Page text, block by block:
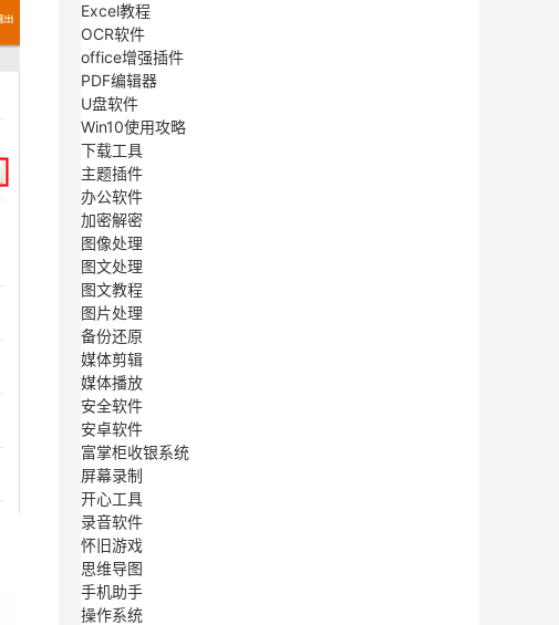
Excel教程
OCR软件
office增强插件
PDF编辑器
U盘软件
Win10使用攻略
下载工具
主题插件
办公软件
加密解密
图像处理
图文处理
图文教程
图片处理
备份还原
媒体剪辑
媒体播放
安全软件
安卓软件
富掌柜收银系统
屏幕录制
开心工具
录音软件
怀旧游戏
思维导图
手机助手
操作系统